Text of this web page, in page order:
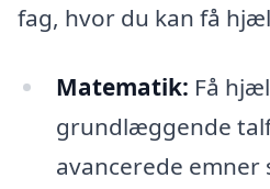
fag, hvor du kan få
Matematik: Få
grundlæggende
avancerede emner